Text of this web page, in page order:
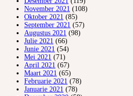
November 2021 (108)
Oktober 2021 (85)
September 2021 (57)
Augustus 2021 (98)
Julie 2021 (66)
Junie 2021 (54)
Mei 2021 (71)
April 2021 (67)
Maart 2021 (65)
Februarie 2021 (78)
Januarie 2021 (78)